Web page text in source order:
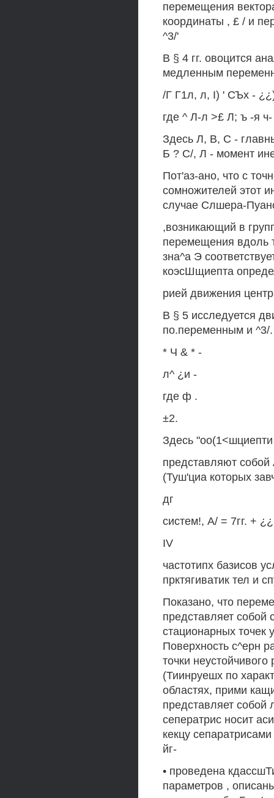
перемещения
координаты , £ / и
^3/'
В § 4 гг. овоцится
медленным
/Г Г1л, л, I) ' СЪх -
где ^ Л-л >£ Л; ъ -я
Здесь Л, В, С -
Б ? С/, Л - момент
Пот'аз-ано, что с
сомножителей этот
случае Слшера-
,возникающий в
перемещения вдоль
зна^а Э
коэсШщиепта
рией движения
В § 5 исследуется
по.переменным и ^3/
* Ч & * -
л^ ¿и -
где ф .
±2.
Здесь
представляют
(Туш'циа которых
дг
систем!, А/ = 7гг. +
IV
частотипх базисов
прктягиватик тел и
Показано, что
представляет собой
стационарных точек
Поверхность с^ерн
точки
(Тиинруешх по
областях, прими
представляет собой
сеператрис носит
кекцу
йг-
• проведена
параметров ,